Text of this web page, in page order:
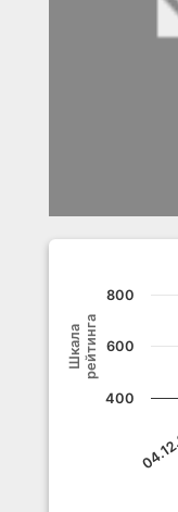
Шкаларейтинга
400
600
800